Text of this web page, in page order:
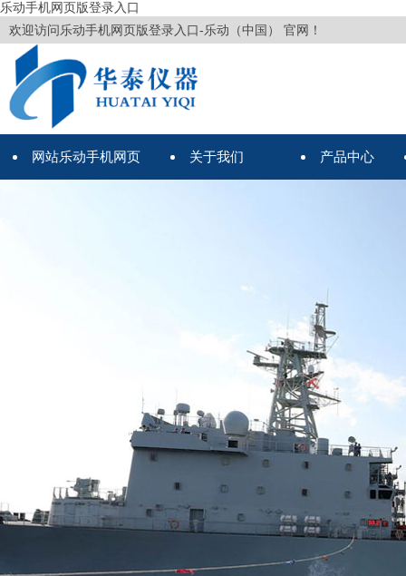
乐动手机网页版登录入口
欢迎访问乐动手机网页版登录入口-乐动（中国） 官网！
网站乐动手机网页 关于我们 产品中心